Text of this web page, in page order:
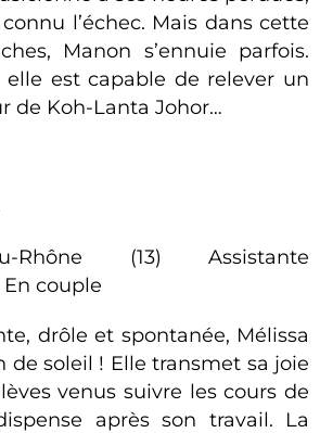
l’échec. Mais dans cette
Manon s’ennuie parfois.
elle est capable de relever un
de Koh-Lanta Johor…
Rhône (13) Assistante
couple
drôle et spontanée, Mélissa
de soleil ! Elle transmet sa joie
venus suivre les cours de
après son travail. La